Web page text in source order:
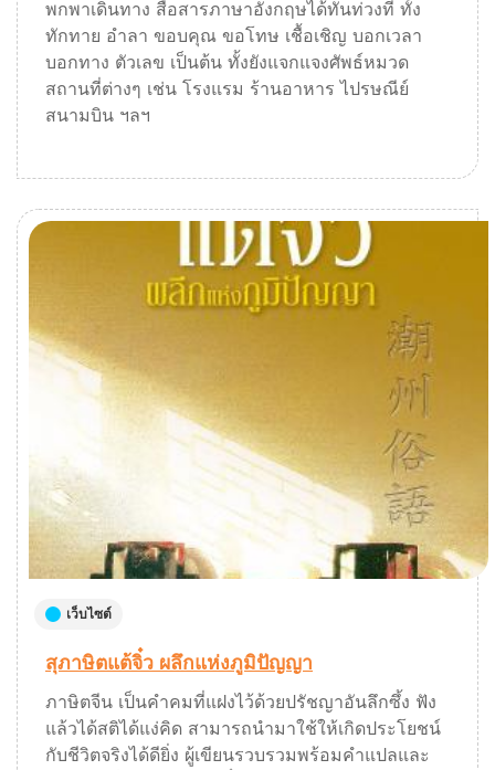
พกพาเดินทาง สื่อสารภาษาอังกฤษได้ทันท่วงที ทั้ง
ทักทาย อำลา ขอบคุณ ขอโทษ เชื้อเชิญ บอกเวลา
บอกทาง ตัวเลข เป็นต้น ทั้งยังแจกแจงศัพธ์หมวด
สถานที่ต่างๆ เช่น โรงแรม ร้านอาหาร ไปรษณีย์
สนามบิน ฯลฯ
เว็บไซต์
สุภาษิตแต้จิ๋ว ผลึกแห่งภูมิปัญญา
ภาษิตจีน เป็นคำคมที่แฝงไว้ด้วยปรัชญาอันลึกซึ้ง ฟัง
แล้วได้สติได้แง่คิด สามารถนำมาใช้ให้เกิดประโยชน์
กับชีวิตจริงได้ดียิ่ง ผู้เขียนรวบรวมพร้อมคำแปลและ